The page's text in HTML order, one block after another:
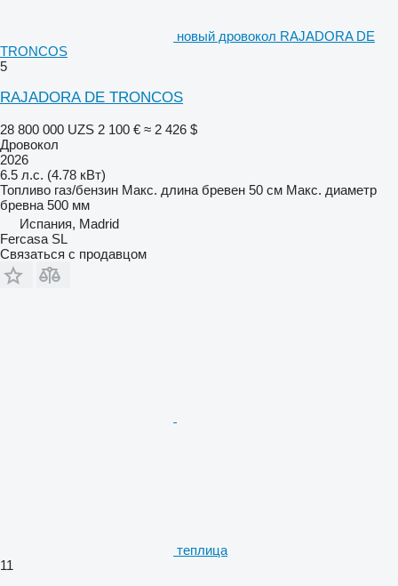
новый дровокол RAJADORA DE
TRONCOS
5
RAJADORA DE TRONCOS
28 800 000 UZS 2 100 € ≈ 2 426 $
Дровокол
2026
6.5 л.с. (4.78 кВт)
Топливо газ/бензин Макс. длина бревен 50 см Макс. диаметр
бревна 500 мм
Испания, Madrid
Fercasa SL
Связаться с продавцом
теплица
11